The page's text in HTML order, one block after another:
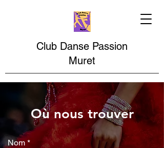
Club Danse Passion
Muret
Où nous trouver
Nom